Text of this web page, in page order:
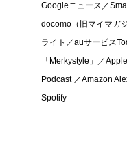
Googleニュース／
docomo（旧マイマガ
ライト／auサービス
「Merkystyle」／
Podcast ／Amazon
Spotify